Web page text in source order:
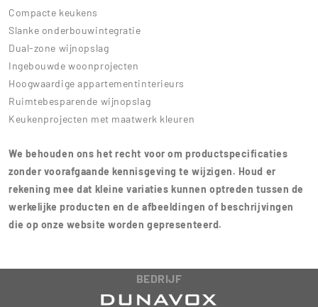
Compacte keukens
Slanke onderbouwintegratie
Dual-zone wijnopslag
Ingebouwde woonprojecten
Hoogwaardige appartementinterieurs
Ruimtebesparende wijnopslag
Keukenprojecten met maatwerk kleuren
We behouden ons het recht voor om productspecificaties
zonder voorafgaande kennisgeving te wijzigen. Houd er
rekening mee dat kleine variaties kunnen optreden tussen de
werkelijke producten en de afbeeldingen of beschrijvingen
die op onze website worden gepresenteerd.
BEDRIJF